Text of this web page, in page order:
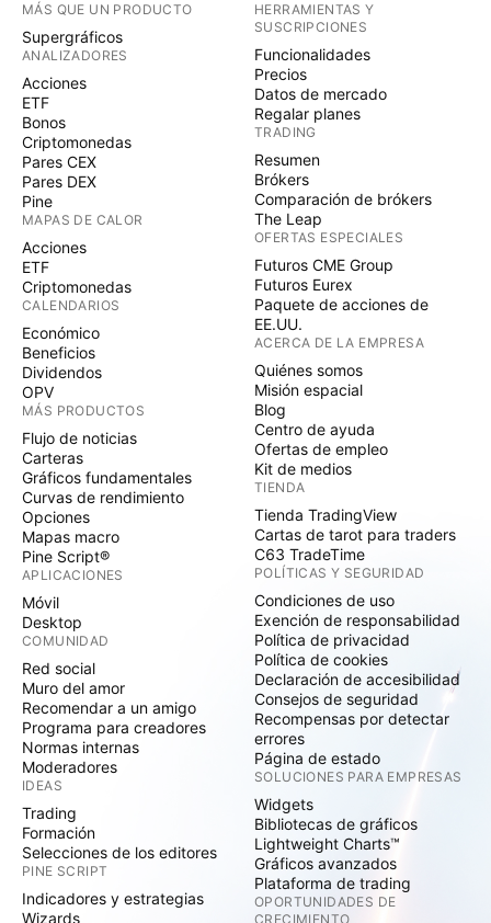
MÁS QUE UN PRODUCTO
Supergráficos
ANALIZADORES
Acciones
ETF
Bonos
Criptomonedas
Pares CEX
Pares DEX
Pine
MAPAS DE CALOR
Acciones
ETF
Criptomonedas
CALENDARIOS
Económico
Beneficios
Dividendos
OPV
MÁS PRODUCTOS
Flujo de noticias
Carteras
Gráficos fundamentales
Curvas de rendimiento
Opciones
Mapas macro
Pine Script®
APLICACIONES
Móvil
Desktop
COMUNIDAD
Red social
Muro del amor
Recomendar a un amigo
Programa para creadores
Normas internas
Moderadores
IDEAS
Trading
Formación
Selecciones de los editores
PINE SCRIPT
Indicadores y estrategias
Wizards
HERRAMIENTAS Y
SUSCRIPCIONES
Funcionalidades
Precios
Datos de mercado
Regalar planes
TRADING
Resumen
Brókers
Comparación de brókers
The Leap
OFERTAS ESPECIALES
Futuros CME Group
Futuros Eurex
Paquete de acciones de
EE.UU.
ACERCA DE LA EMPRESA
Quiénes somos
Misión espacial
Blog
Centro de ayuda
Ofertas de empleo
Kit de medios
TIENDA
Tienda TradingView
Cartas de tarot para traders
C63 TradeTime
POLÍTICAS Y SEGURIDAD
Condiciones de uso
Exención de responsabilidad
Política de privacidad
Política de cookies
Declaración de accesibilidad
Consejos de seguridad
Recompensas por detectar
errores
Página de estado
SOLUCIONES PARA EMPRESAS
Widgets
Bibliotecas de gráficos
Lightweight Charts™
Gráficos avanzados
Plataforma de trading
OPORTUNIDADES DE
CRECIMIENTO